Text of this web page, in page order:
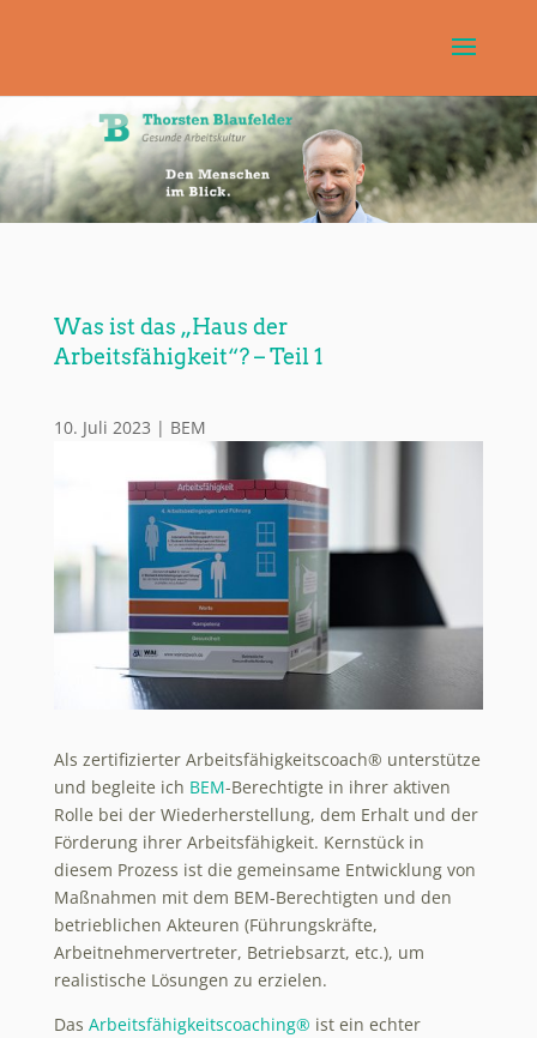
Was ist das „Haus der
Arbeitsfähigkeit“? – Teil 1
10. Juli 2023 | BEM
Als zertifizierter Arbeitsfähigkeitscoach® unterstütze
und begleite ich BEM-Berechtigte in ihrer aktiven
Rolle bei der Wiederherstellung, dem Erhalt und der
Förderung ihrer Arbeitsfähigkeit. Kernstück in
diesem Prozess ist die gemeinsame Entwicklung von
Maßnahmen mit dem BEM-Berechtigten und den
betrieblichen Akteuren (Führungskräfte,
Arbeitnehmervertreter, Betriebsarzt, etc.), um
realistische Lösungen zu erzielen.
Das Arbeitsfähigkeitscoaching® ist ein echter